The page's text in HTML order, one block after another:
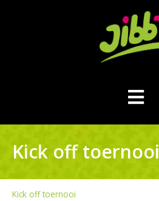
Kick off toernooi
Kick off toernooi